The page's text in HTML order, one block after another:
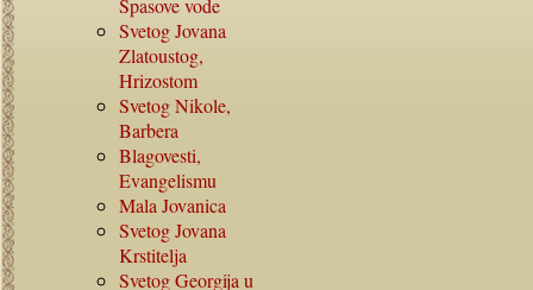
Spasove vode
Svetog Jovana
Zlatoustog,
Hrizostom
Svetog Nikole,
Barbera
Blagovesti,
Evangelismu
Mala Jovanica
Svetog Jovana
Krstitelja
Svetog Georgija u